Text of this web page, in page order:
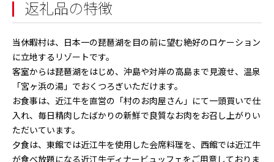
返礼品の特徴
当休暇村は、日本一の琵琶湖を目の前に望む絶好のロケーション
に立地するリゾートです。
客室からは琵琶湖をはじめ、沖島や対岸の高島まで見渡せ、温泉
「宮ヶ浜の湯」でおくつろぎいただけます。
お食事は、近江牛を直営の「村のお肉屋さん」にて一頭買いで仕
入れ、毎日精肉したばかりの新鮮で良質なお肉をお召し上がりい
ただいています。
夕食は、東館では近江牛を使用した会席料理を、西館では近江牛
が食べ放題になる近江牛ディナービュッフェをご用意しておりま